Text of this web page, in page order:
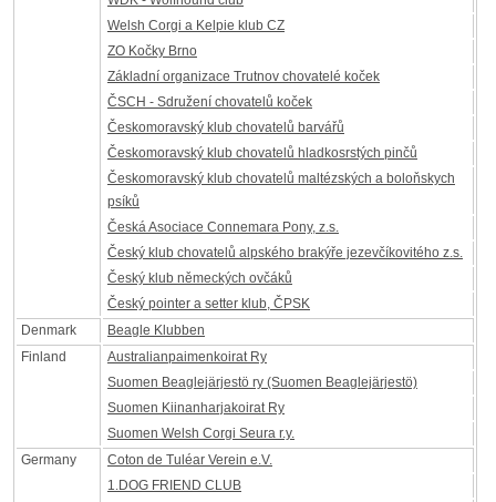
Welsh Corgi a Kelpie klub CZ
ZO Kočky Brno
Základní organizace Trutnov chovatelé koček
ČSCH - Sdružení chovatelů koček
Českomoravský klub chovatelů barvářů
Českomoravský klub chovatelů hladkosrstých pinčů
Českomoravský klub chovatelů maltézských a boloňskych
psíků
Česká Asociace Connemara Pony, z.s.
Český klub chovatelů alpského brakýře jezevčíkovitého z.s.
Český klub německých ovčáků
Český pointer a setter klub, ČPSK
Denmark
Beagle Klubben
Finland
Australianpaimenkoirat Ry
Suomen Beaglejärjestö ry (Suomen Beaglejärjestö)
Suomen Kiinanharjakoirat Ry
Suomen Welsh Corgi Seura r.y.
Germany
Coton de Tuléar Verein e.V.
1.DOG FRIEND CLUB